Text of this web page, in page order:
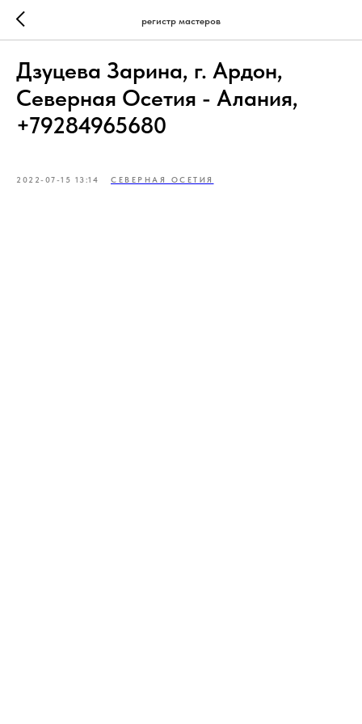
регистр мастеров
Дзуцева Зарина, г. Ардон,
Северная Осетия - Алания,
+79284965680
2022-07-15 13:14 СЕВЕРНАЯ ОСЕТИЯ